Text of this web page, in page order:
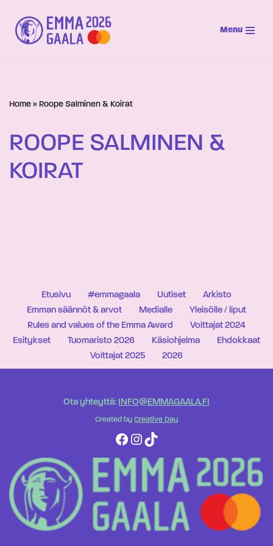
Siirry
suoraan
Menu
Home » Roope Salminen & Koirat
ROOPE SALMINEN &
KOIRAT
Etusivu #emmagaala Uutiset
Arkisto
Emman säännöt & arvot
Medialle
Yleisölle / liput
Rules and values of the Emma Award
Voittajat 2024
Esitykset
Tuomaristo 2026 Käsiohjelma
Ehdokkaat
Voittajat 2025
2026
Ota yhteyttä: INFO@EMMAGAALA.FI
Created by Creative Day